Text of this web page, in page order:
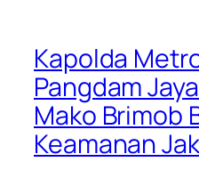
Kapolda
Pangdam
Mako Brimob
Keamanan